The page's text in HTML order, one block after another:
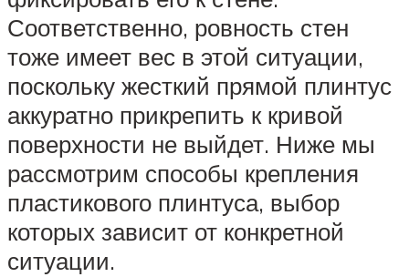
Соответственно, ровность стен
тоже имеет вес в этой ситуации,
поскольку жесткий прямой плинтус
аккуратно прикрепить к кривой
поверхности не выйдет. Ниже мы
рассмотрим способы крепления
пластикового плинтуса, выбор
которых зависит от конкретной
ситуации.